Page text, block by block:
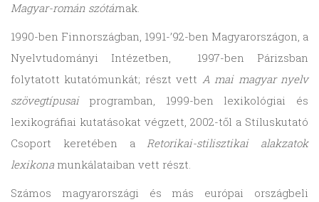
Magyar-román szótárnak.
1990-ben Finnországban, 1991-’92-ben Magyarországon, a
Nyelvtudományi Intézetben, 1997-ben Párizsban
folytatott kutatómunkát; részt vett A mai magyar nyelv
szövegtípusaiprogramban, 1999-ben lexikológiai és
lexikográfiai kutatásokat végzett, 2002-től a Stíluskutató
Csoport keretében aRetorikai-stilisztikai alakzatok
lexikona munkálataiban vett részt.
Számos magyarországi és más európai országbeli